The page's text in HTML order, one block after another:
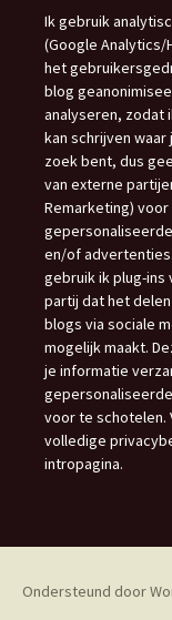
Ik gebruik
(Google Analytics/
het
blog
analyseren, zodat
kan schrijven waar
zoek bent, dus
van externe
Remarketing) voor
en/of
gebruik ik plug-ins
partij dat het
blogs via sociale
mogelijk maakt.
je informatie
voor te schotelen.
volledige
intropagina.
Ondersteund door